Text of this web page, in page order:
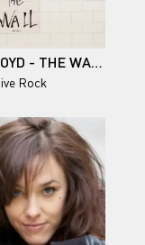
PINK FLOYD - THE WALL - 1979
Rock